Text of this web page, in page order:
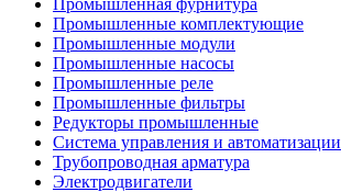
Промышленные комплектующие
Промышленные модули
Промышленные насосы
Промышленные реле
Промышленные фильтры
Редукторы промышленные
Система управления и автоматизации
Трубопроводная арматура
Электродвигатели